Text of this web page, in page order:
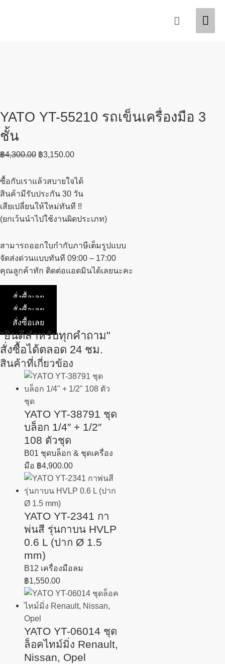
Search
YATO YT-55210 รถเข็นเครื่องมือ 3
ชั้น
฿4,300.00 ฿3,150.00
ซื้อกับเราแล้วสบายใจได้
สินค้ามีรับประกัน 30 วัน
เสียเปลี่ยนให้ใหม่ทันที !!
(ยกเว้นนำไปใช้งานผิดประเภท)
สามารถออกใบกำกับภาษีเต็มรูปแบบ
จัดส่งด่วนแบบทันที 09:00 – 17:00
คุณลูกค้าทัก ติดต่อแอดมินได้เลยนะคะ
สั่งซื้อเลย
สั่งซื้อเลย
สั่งซื้อเลย
"ยินดีสำหรับทุกคำถาม"
สั่งซื้อได้ตลอด 24 ชม.
สินค้าที่เกี่ยวข้อง
YATO YT-38791 ชุด
บล็อก 1/4″ + 1/2″
108 ตัวชุด
B01 ชุดบล็อก & ชุดเครื่อง
มือ ฿4,900.00
YATO YT-2341 กา
พ่นสี รุ่นกาบน HVLP
0.6 L (ปาก Ø 1.5
mm)
B12 เครื่องมือลม
฿1,550.00
YATO YT-06014 ชุด
ล็อคไทม์มิ่ง Renault,
Nissan, Opel